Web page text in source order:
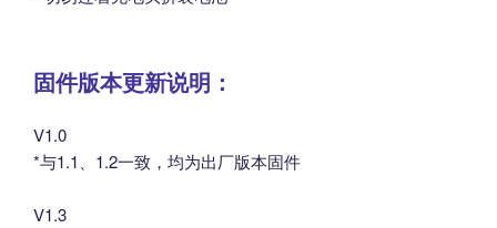
固件版本更新说明：
V1.0
*与1.1、1.2一致，均为出厂版本固件
V1.3